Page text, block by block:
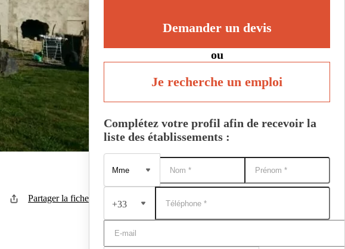
Partager la fiche
Demander un devis
ou
Je recherche un emploi
Complétez votre profil afin de recevoir la
liste des établissements :
+33